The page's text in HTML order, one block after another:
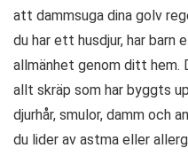
att dammsuga dina golv
du har ett husdjur, har barn
allmänhet genom ditt hem.
allt skräp som har byggts
djurhår, smulor, damm och
du lider av astma eller